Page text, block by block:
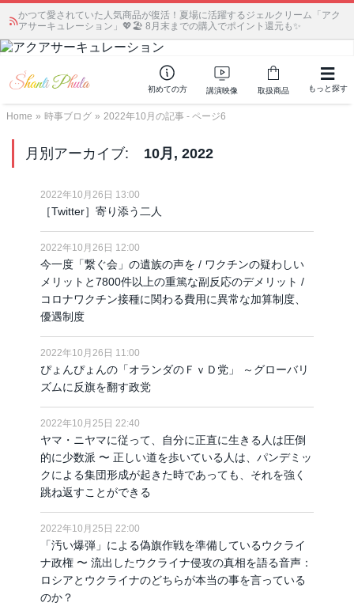
宗教学講座 中級コース 第139回 明治以降の日本の闇３ 〜日本の黒幕た
ちの出自／在日が入り込むヤクザ／朝鮮進駐軍から始まったパチンコ利権
初めての方 講演映像 取扱商品 もっと探す
Home » 時事ブログ » 2022年10月の記事 - ページ6
月別アーカイブ: 10月, 2022
2022年10月26日 13:00
［Twitter］寄り添う二人
2022年10月26日 12:00
今一度「繋ぐ会」の遺族の声を / ワクチンの疑わしい
メリットと7800件以上の重篤な副反応のデメリット /
コロナワクチン接種に関わる費用に異常な加算制度、
優遇制度
2022年10月26日 11:00
ぴょんぴょんの「オランダのＦｖＤ党」 ～グローバリ
ズムに反旗を翻す政党
2022年10月25日 22:40
ヤマ・ニヤマに従って、自分に正直に生きる人は圧倒
的に少数派 〜 正しい道を歩いている人は、パンデミッ
クによる集団形成が起きた時であっても、それを強く
跳ね返すことができる
2022年10月25日 22:00
「汚い爆弾」による偽旗作戦を準備しているウクライ
ナ政権 〜 流出したウクライナ侵攻の真相を語る音声：
ロシアとウクライナのどちらが本当の事を言っている
のか？